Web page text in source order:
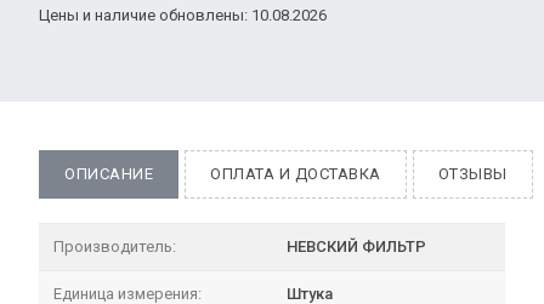
Цены и наличие обновлены: 10.08.2026
ОПИСАНИЕ ОПЛАТА И ДОСТАВКА ОТЗЫВЫ
Производитель: НЕВСКИЙ ФИЛЬТР
Единица измерения: Штука